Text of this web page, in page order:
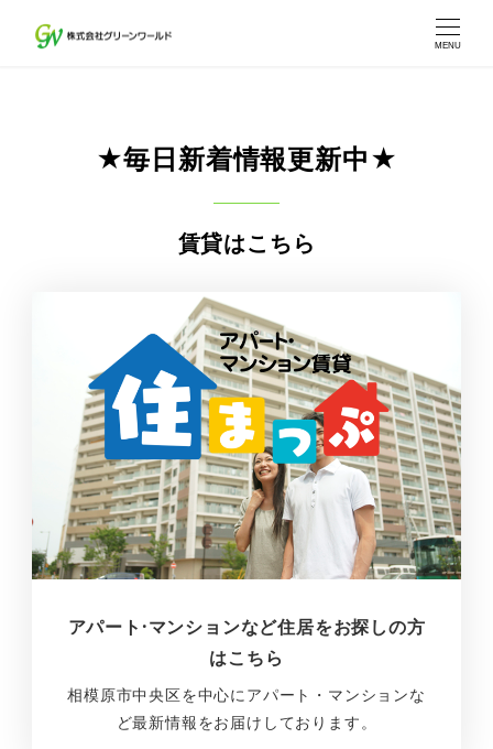
MENU
★毎日新着情報更新中★
賃貸はこちら
アパート·マンションなど住居をお探しの方
はこちら
相模原市中央区を中心にアパート・マンションな
ど最新情報をお届けしております。